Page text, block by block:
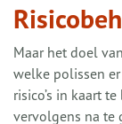
Maar het doel
welke polissen
risico’s in kaart
vervolgens na te